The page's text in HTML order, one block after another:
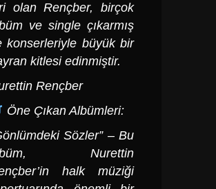
olan Rençber, birçok
ve single çıkarmış
konserleriyle büyük bir
kitlesi edinmiştir.
Rençber
Öne Çıkan Albümleri:
Sözler” – Bu
Nurettin
halk müziği